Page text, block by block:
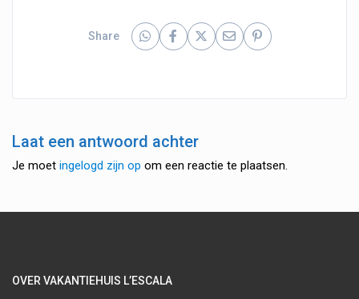
Share
Laat een antwoord achter
Je moetingelogd zijn op om een reactie te plaatsen.
OVER VAKANTIEHUIS L’ESCALA